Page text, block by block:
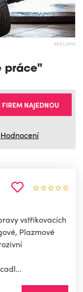
REKLAMA
práce"
Hodnocení
FIREM NAJEDNOU
vstřikovacích
Plazmové